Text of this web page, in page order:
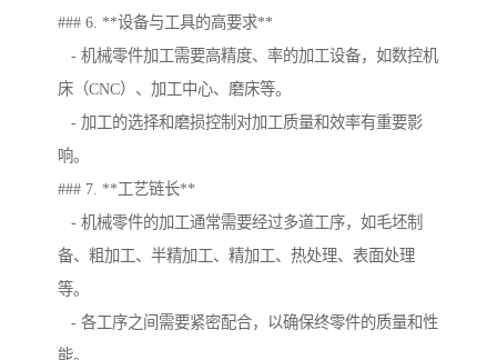
### 6. **设备与工具的高要求**
- 机械零件加工需要高精度、率的加工设备，如数控机
床（CNC）、加工中心、磨床等。
- 加工的选择和磨损控制对加工质量和效率有重要影
响。
### 7. **工艺链长**
- 机械零件的加工通常需要经过多道工序，如毛坯制
备、粗加工、半精加工、精加工、热处理、表面处理
等。
- 各工序之间需要紧密配合，以确保终零件的质量和性
能。